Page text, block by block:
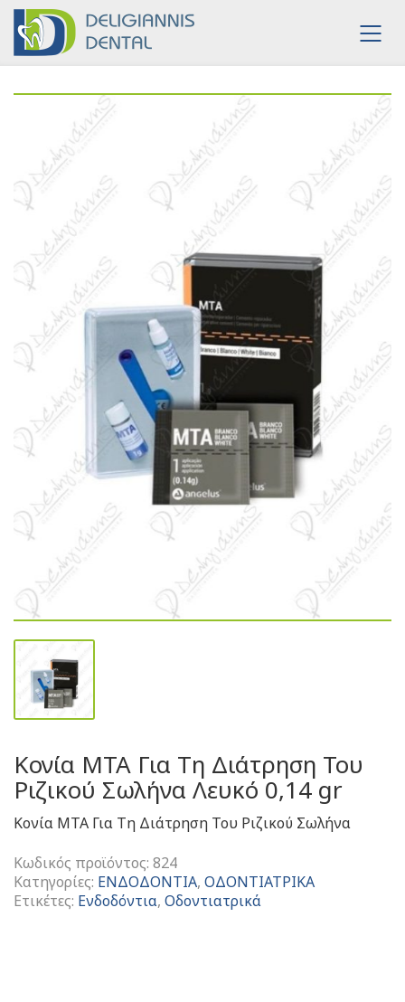
Κονία MTA Για Τη Διάτρηση Του
Ριζικού Σωλήνα Λευκό 0,14 gr
Κονία MTA Για Τη Διάτρηση Του Ριζικού Σωλήνα
Κωδικός προϊόντος: 824
Κατηγορίες: ΕΝΔΟΔΟΝΤΙΑ, ΟΔΟΝΤΙΑΤΡΙΚΑ
Ετικέτες: Ενδοδόντια, Οδοντιατρικά